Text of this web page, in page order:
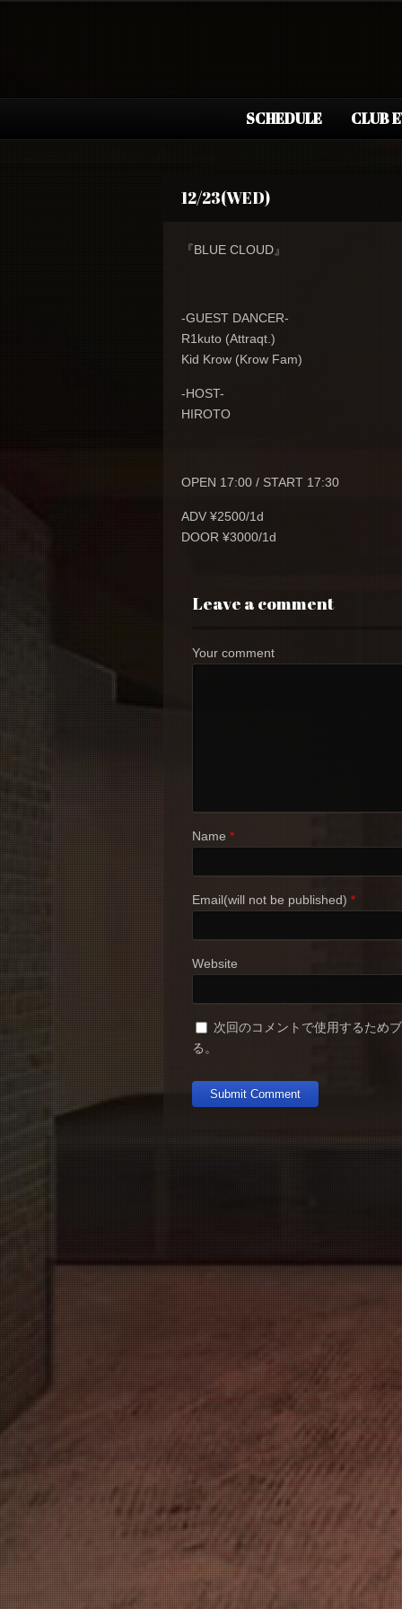
SCHEDULE CLUB
12/23(WED)
『BLUE CLOUD』
-GUEST DANCER-
R1kuto (Attraqt.)
Kid Krow (Krow Fam)
-HOST-
HIROTO
OPEN 17:00 / START 17:30
ADV ¥2500/1d
DOOR ¥3000/1d
Leave a comment
Your comment
Name *
Email(will not be published) *
Website
次回のコメントで使用するため
る。